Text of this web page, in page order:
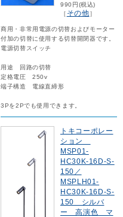
990円(税込)
［ その他］
商用・非常用電源の切替およびモーター
付加の切替に使用する切替開閉器です。
電源切替スイッチ
用途 回路の切替
定格電圧 250v
端子構造 電線直締形
3Pを2Pでも使用できます。
トキコーポレー
ション
MSP01-
HC30K-16D-S-
150／
MSPLH01-
HC30K-16D-S-
150 シルバ
ー 高演色 マ